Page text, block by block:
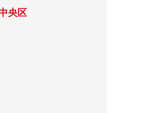
央区